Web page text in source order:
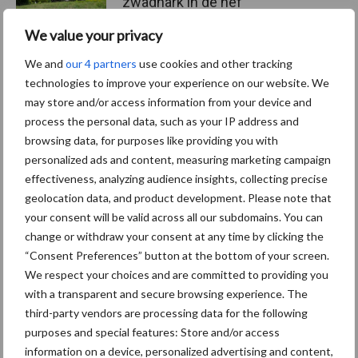
We value your privacy
We and our 4 partners use cookies and other tracking
technologies to improve your experience on our website. We
may store and/or access information from your device and
process the personal data, such as your IP address and
browsing data, for purposes like providing you with
personalized ads and content, measuring marketing campaign
effectiveness, analyzing audience insights, collecting precise
geolocation data, and product development. Please note that
your consent will be valid across all our subdomains. You can
change or withdraw your consent at any time by clicking the
“Consent Preferences” button at the bottom of your screen.
We respect your choices and are committed to providing you
with a transparent and secure browsing experience. The
third-party vendors are processing data for the following
purposes and special features: Store and/or access
information on a device, personalized advertising and content,
Themapagina's
Diergezondheid Bemesting Fokkerij
Beregening Bijproducten
Toon meer